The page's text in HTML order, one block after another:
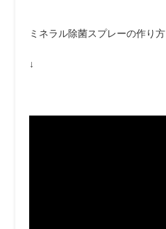
ミネラル除菌スプレーの作り方
↓